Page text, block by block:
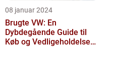
08 januar 2024
Brugte VW: En
Dybdegående Guide til
Køb og Vedligeholdelse